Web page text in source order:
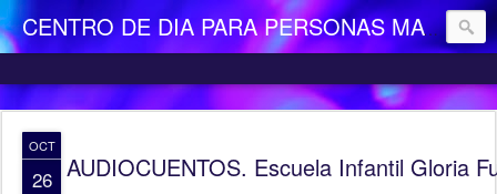
CENTRO DE DIA PARA PERSONAS MAYORES DEPENDIENTES "LA CAMOCHA"
OCT
26 AUDIOCUENTOS. Escuela Infantil Gloria